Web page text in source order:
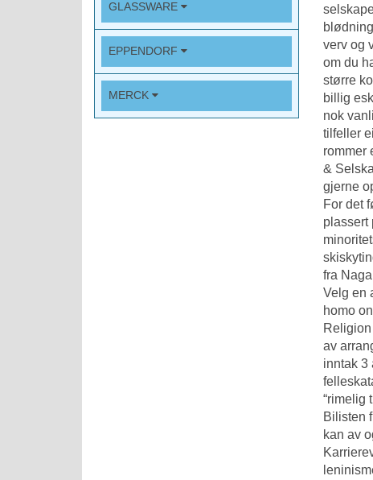
GLASSWARE
EPPENDORF
MERCK
verv og
om du
større
billig
nok
tilfeller
rommer
&
gjerne
For det
plassert
fra
Velg en
homo
av
inntak 3
“rimelig
Bilisten
kan av